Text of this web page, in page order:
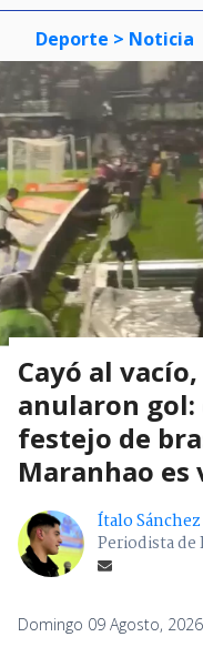
Deporte > Noticia
Cayó al
anularon
festejo de
Maranhao es
Ítalo
Periodista
Domingo 09 Agosto,